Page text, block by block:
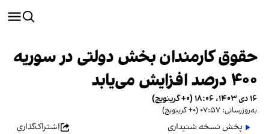
حقوق کارمندان بخش دولتی در سوریه
۴۰۰ درصد افزایش می‌یابد
۱۶ دی ۱۴۰۳، ۱۸:۰۶ (‎+۰ گرینویچ)
به‌روزرسانی: ۰۷:۵۷ (‎+۰ گرینویچ)
پخش نسخه شنیداری اشتراک‌گذاری